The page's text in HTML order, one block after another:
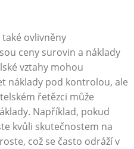
ovlivněny
ceny surovin a náklady​
vztahy mohou
náklady pod kontrolou, ale
řetězci může
Například, pokud
kvůli skutečnostem⁤ na
což⁤ se často odráží v